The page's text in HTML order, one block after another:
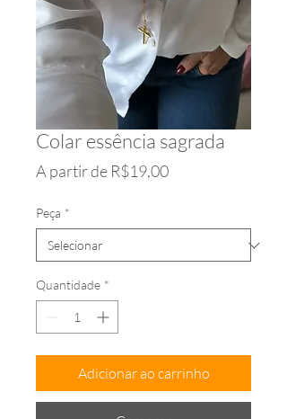
Colar essência sagrada
A partir de R$19,00Preço
Peça *
Quantidade *
Adicionar ao carrinho